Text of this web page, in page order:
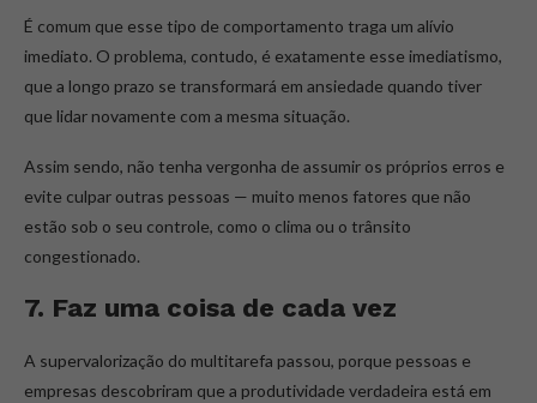
É comum que esse tipo de comportamento traga um alívio
imediato. O problema, contudo, é exatamente esse imediatismo,
que a longo prazo se transformará em ansiedade quando tiver
que lidar novamente com a mesma situação.
Assim sendo, não tenha vergonha de assumir os próprios erros e
evite culpar outras pessoas — muito menos fatores que não
estão sob o seu controle, como o clima ou o trânsito
congestionado.
7. Faz uma coisa de cada vez
A supervalorização do multitarefa passou, porque pessoas e
empresas descobriram que a produtividade verdadeira está em